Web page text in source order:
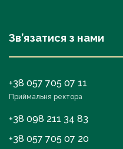
Зв’язатися з нами
+38 057 705 07 11
Приймальня ректора
+38 098 211 34 83
+38 057 705 07 20